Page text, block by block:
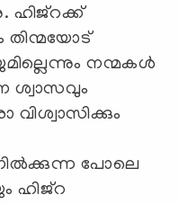
ഹിജ്‌റക്ക്
തിന്മയോട്
നന്മകള്‍
ശ്വാസവും
വിശ്വാസിക്കും
പോലെ
ഹിജ്‌റ